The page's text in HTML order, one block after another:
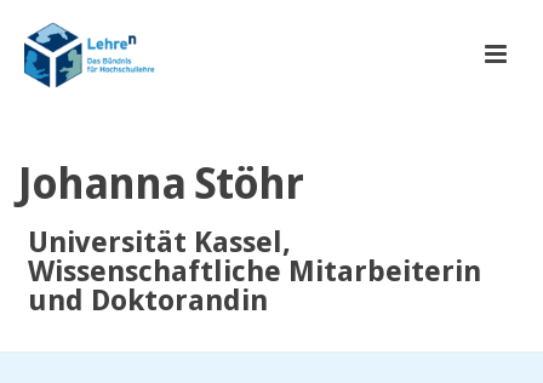
Johanna Stöhr
Universität Kassel,
Wissenschaftliche Mitarbeiterin
und Doktorandin